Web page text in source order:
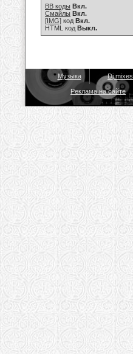
BB коды Вкл.
Смайлы Вкл.
[IMG] код Вкл.
HTML код Выкл.
Музыка Dj mixes
Реклама на сайте